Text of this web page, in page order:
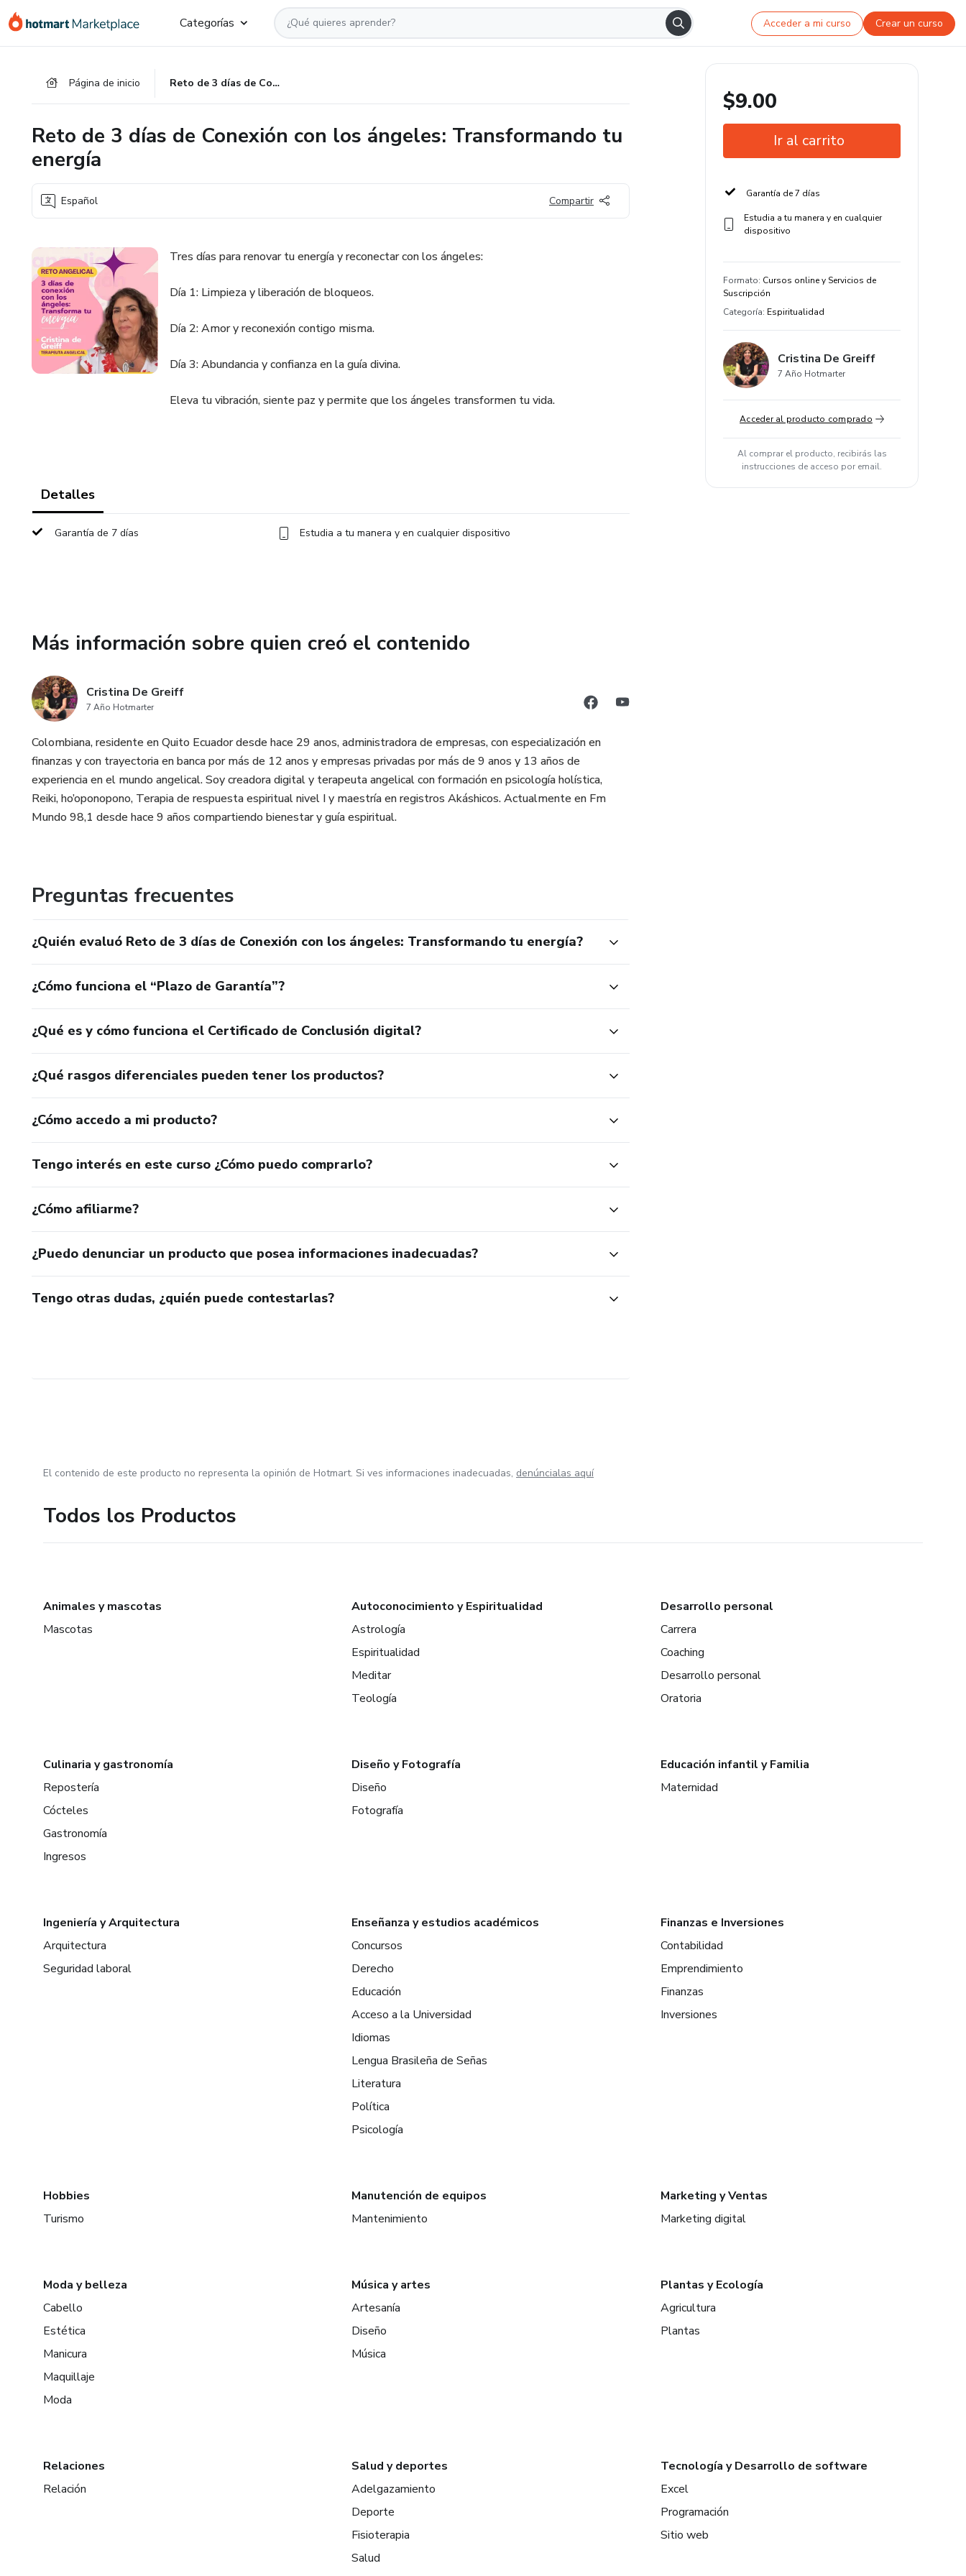
Categorías Acceder a mi curso Crear un curso
Página de inicio Reto de 3 días de Conexión con los ángeles: Transformando tu energía
Reto de 3 días de Conexión con los ángeles: Transformando tu
energía
Español Compartir
Tres días para renovar tu energía y reconectar con los ángeles:
Día 1: Limpieza y liberación de bloqueos.
Día 2: Amor y reconexión contigo misma.
Día 3: Abundancia y confianza en la guía divina.
Eleva tu vibración, siente paz y permite que los ángeles transformen tu vida.
Detalles
Garantía de 7 días Estudia a tu manera y en cualquier dispositivo
Más información sobre quien creó el contenido
Cristina De Greiff
7 Año Hotmarter
Colombiana, residente en Quito Ecuador desde hace 29 anos, administradora de empresas, con especialización en
finanzas y con trayectoria en banca por más de 12 anos y empresas privadas por más de 9 anos y 13 años de
experiencia en el mundo angelical. Soy creadora digital y terapeuta angelical con formación en psicología holística,
Reiki, ho’oponopono, Terapia de respuesta espiritual nivel I y maestría en registros Akáshicos. Actualmente en Fm
Mundo 98,1 desde hace 9 años compartiendo bienestar y guía espiritual.
Preguntas frecuentes
¿Quién evaluó Reto de 3 días de Conexión con los ángeles: Transformando tu energía?
¿Cómo funciona el “Plazo de Garantía”?
¿Qué es y cómo funciona el Certificado de Conclusión digital?
¿Qué rasgos diferenciales pueden tener los productos?
¿Cómo accedo a mi producto?
Tengo interés en este curso ¿Cómo puedo comprarlo?
¿Cómo afiliarme?
¿Puedo denunciar un producto que posea informaciones inadecuadas?
Tengo otras dudas, ¿quién puede contestarlas?
$9.00
Ir al carrito
Garantía de 7 días
Estudia a tu manera y en cualquier
dispositivo
Formato: Cursos online y Servicios de
Suscripción
Categoría: Espiritualidad
Cristina De Greiff
7 Año Hotmarter
Acceder al producto comprado
Al comprar el producto, recibirás las
instrucciones de acceso por email.
El contenido de este producto no representa la opinión de Hotmart. Si ves informaciones inadecuadas, denúncialas aquí
Todos los Productos
Animales y mascotas
Mascotas
Autoconocimiento y Espiritualidad
Astrología
Espiritualidad
Meditar
Teología
Desarrollo personal
Carrera
Coaching
Desarrollo personal
Oratoria
Culinaria y gastronomía
Repostería
Cócteles
Gastronomía
Ingresos
Diseño y Fotografía
Diseño
Fotografía
Educación infantil y Familia
Maternidad
Ingeniería y Arquitectura
Arquitectura
Seguridad laboral
Enseñanza y estudios académicos
Concursos
Derecho
Educación
Acceso a la Universidad
Idiomas
Lengua Brasileña de Señas
Literatura
Política
Psicología
Finanzas e Inversiones
Contabilidad
Emprendimiento
Finanzas
Inversiones
Hobbies
Turismo
Manutención de equipos
Mantenimiento
Marketing y Ventas
Marketing digital
Moda y belleza
Cabello
Estética
Manicura
Maquillaje
Moda
Música y artes
Artesanía
Diseño
Música
Plantas y Ecología
Agricultura
Plantas
Relaciones
Relación
Salud y deportes
Adelgazamiento
Deporte
Fisioterapia
Salud
Tecnología y Desarrollo de software
Excel
Programación
Sitio web